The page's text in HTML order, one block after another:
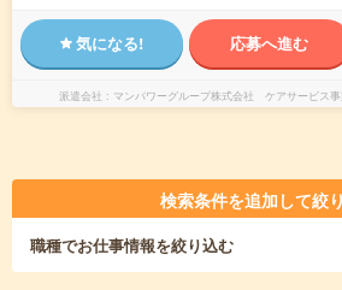
気になる! 応募へ進む
派遣会社 マンパワーグループ株式会社 ケアサービス
検索条件を追加して絞
職種でお仕事情報を絞り込む